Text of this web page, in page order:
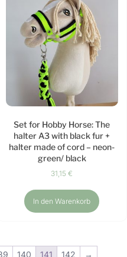
Set for Hobby Horse: The
halter A3 with black fur +
halter made of cord – neon-
green/ black
31,15€
In den Warenkorb
140 141 142 →